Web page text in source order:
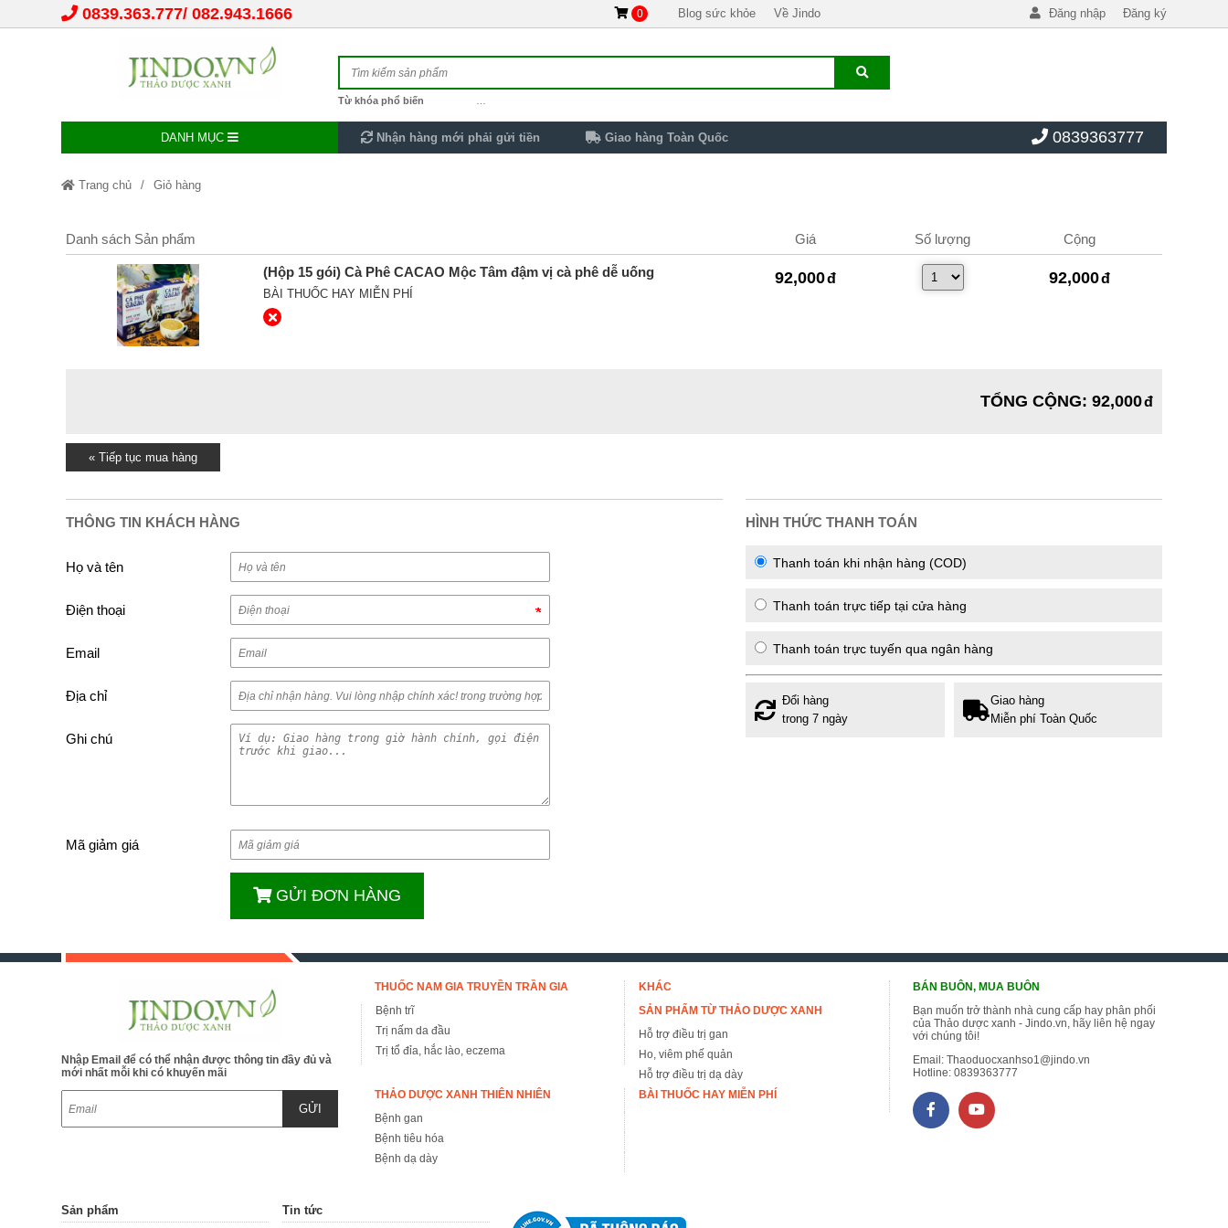
0839.363.777 082.943.1666 0 Blog sức khỏe Về Jindo Đăng nhập Đăng ký
Từ khóa phổ biến
DANH MỤC Nhận hàng mới phải gửi tiền Giao hàng Toàn Quốc 0839363777
Trang chủ Giỏ hàng
Danh sách Sản phẩm Giá Số lượng Cộng
(Hộp 15 gói) Cà Phê CACAO Mộc Tâm đậm vị cà phê dễ uống
BÀI THUỐC HAY MIỄN PHÍ
92,000 92,000
TỔNG CỘNG: 92,000
« Tiếp tục mua hàng
THÔNG TIN KHÁCH HÀNG
Họ và tên
Điện thoại
Email
Địa chỉ
Ghi chú
Mã giảm giá
GỬI ĐƠN HÀNG
HÌNH THỨC THANH TOÁN
Thanh toán khi nhận hàng (COD)
Thanh toán trực tiếp tại cửa hàng
Thanh toán trực tuyến qua ngân hàng
Đổi hàng
trong 7 ngày
Giao hàng
Miễn phí Toàn Quốc
Nhập Email để có thể nhận được thông tin đầy đủ và
mới nhất mỗi khi có khuyến mãi
GỬI
THUỐC NAM GIA TRUYỀN TRẦN GIA
Bệnh trĩ
Trị nấm da đầu
Trị tổ đỉa, hắc lào, eczema
KHÁC
SẢN PHẨM TỪ THẢO DƯỢC XANH
Hỗ trợ điều trị gan
Ho, viêm phế quản
Hỗ trợ điều trị dạ dày
THẢO DƯỢC XANH THIÊN NHIÊN
Bệnh gan
Bệnh tiêu hóa
Bệnh dạ dày
BÀI THUỐC HAY MIỄN PHÍ
BÁN BUÔN, MUA BUÔN
Bạn muốn trở thành nhà cung cấp hay phân phối
của Thảo dược xanh - Jindo.vn, hãy liên hệ ngay
với chúng tôi!
Email:Thaoduocxanhso1@jindo.vn
Hotline:0839363777
Sản phẩm Tin tức